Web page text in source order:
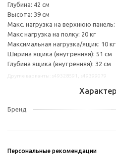
Глубина: 42 см
Высота: 39 см
Макс. нагрузка на верхнюю панель:
Макс нагрузка на полку: 20 кг
Максимальная нагрузка/ящик: 10 кг
Ширина ящика (внутренняя): 51 см
Глубина ящика (внутренняя): 32 см
Бренд
Персональные рекомендации